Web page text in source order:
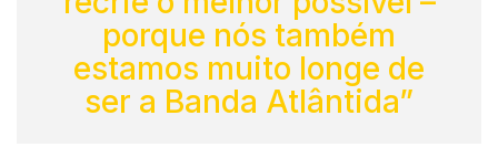
porque nós também
estamos muito longe de
ser a Banda Atlântida”